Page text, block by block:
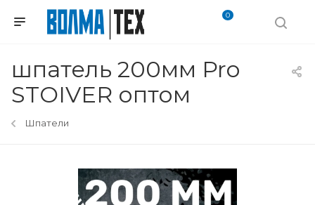
0
шпатель 200мм Pro
STOIVER оптом
Шпатели